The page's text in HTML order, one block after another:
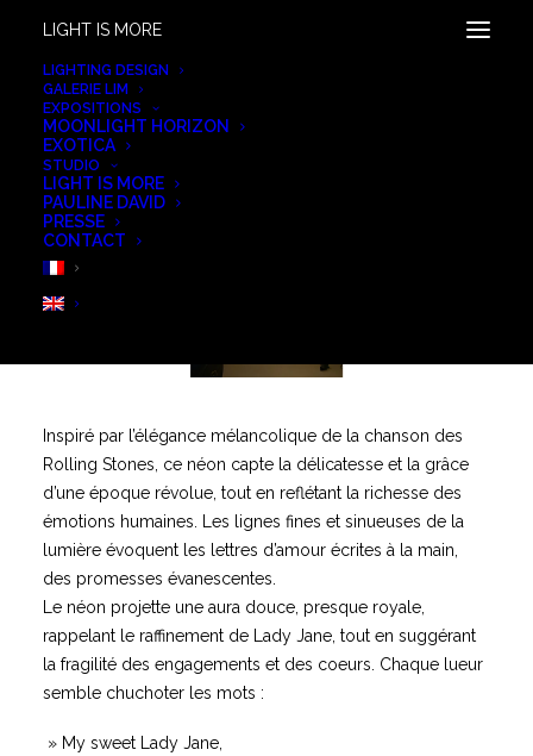
LIGHT IS MORE
LIGHTING DESIGN
GALERIE LIM
EXPOSITIONS
MOONLIGHT HORIZON
EXOTICA
STUDIO
LIGHT IS MORE
PAULINE DAVID
PRESSE
CONTACT
LADY JANE
Inspiré par l’élégance mélancolique de la chanson des
Rolling Stones, ce néon capte la délicatesse et la grâce
d’une époque révolue, tout en reflétant la richesse des
émotions humaines. Les lignes fines et sinueuses de la
lumière évoquent les lettres d’amour écrites à la main,
des promesses évanescentes.
Le néon projette une aura douce, presque royale,
rappelant le raffinement de Lady Jane, tout en suggérant
la fragilité des engagements et des coeurs. Chaque lueur
semble chuchoter les mots :
» My sweet Lady Jane,